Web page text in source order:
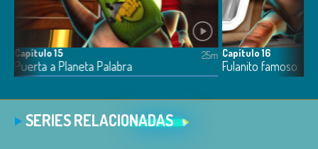
Capítulo 15
Puerta a Planeta Palabra
25m Capítulo 16
Fulanito famoso
SERIES RELACIONADAS